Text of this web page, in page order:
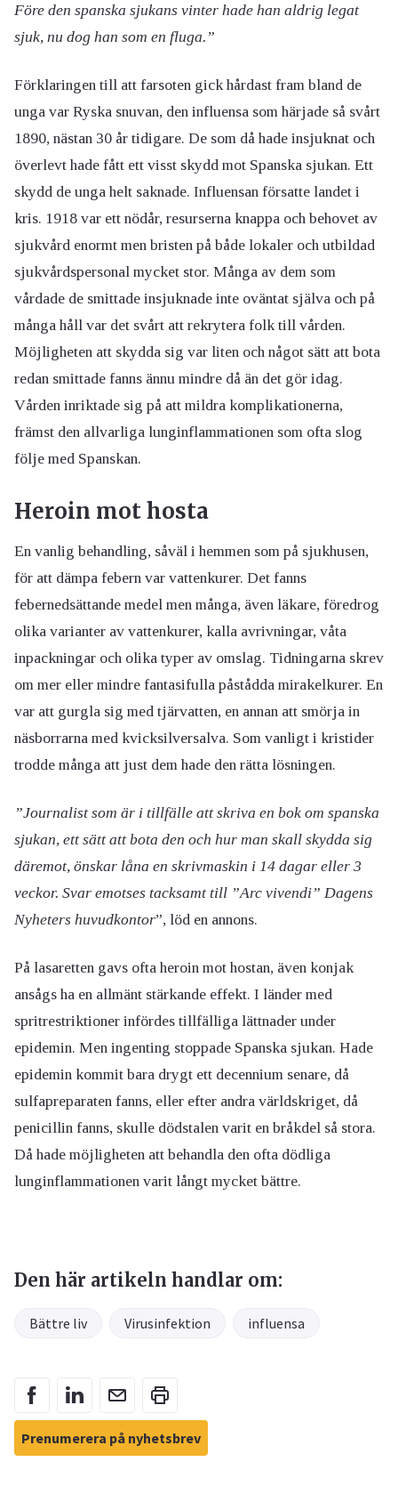
Före den spanska sjukans vinter hade han aldrig legat
sjuk, nu dog han som en fluga.”
Förklaringen till att farsoten gick hårdast fram bland de
unga var Ryska snuvan, den influensa som härjade så svårt
1890, nästan 30 år tidigare. De som då hade insjuknat och
överlevt hade fått ett visst skydd mot Spanska sjukan. Ett
skydd de unga helt saknade. Influensan försatte landet i
kris. 1918 var ett nödår, resurserna knappa och behovet av
sjukvård enormt men bristen på både lokaler och utbildad
sjukvårdspersonal mycket stor. Många av dem som
vårdade de smittade insjuknade inte oväntat själva och på
många håll var det svårt att rekrytera folk till vården.
Möjligheten att skydda sig var liten och något sätt att bota
redan smittade fanns ännu mindre då än det gör idag.
Vården inriktade sig på att mildra komplikationerna,
främst den allvarliga lunginflammationen som ofta slog
följe med Spanskan.
Heroin mot hosta
En vanlig behandling, såväl i hemmen som på sjukhusen,
för att dämpa febern var vattenkurer. Det fanns
febernedsättande medel men många, även läkare, föredrog
olika varianter av vattenkurer, kalla avrivningar, våta
inpackningar och olika typer av omslag. Tidningarna skrev
om mer eller mindre fantasifulla påstådda mirakelkurer. En
var att gurgla sig med tjärvatten, en annan att smörja in
näsborrarna med kvicksilversalva. Som vanligt i kristider
trodde många att just dem hade den rätta lösningen.
”Journalist som är i tillfälle att skriva en bok om spanska
sjukan, ett sätt att bota den och hur man skall skydda sig
däremot, önskar låna en skrivmaskin i 14 dagar eller 3
veckor. Svar emotses tacksamt till ”Arc vivendi” Dagens
Nyheters huvudkontor”, löd en annons.
På lasaretten gavs ofta heroin mot hostan, även konjak
ansågs ha en allmänt stärkande effekt. I länder med
spritrestriktioner infördes tillfälliga lättnader under
epidemin. Men ingenting stoppade Spanska sjukan. Hade
epidemin kommit bara drygt ett decennium senare, då
sulfapreparaten fanns, eller efter andra världskriget, då
penicillin fanns, skulle dödstalen varit en bråkdel så stora.
Då hade möjligheten att behandla den ofta dödliga
lunginflammationen varit långt mycket bättre.
Den här artikeln handlar om:
Bättre liv Virusinfektion influensa
Prenumerera på nyhetsbrev